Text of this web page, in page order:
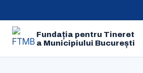
Fundația pentru Tineret
a Municipiului București